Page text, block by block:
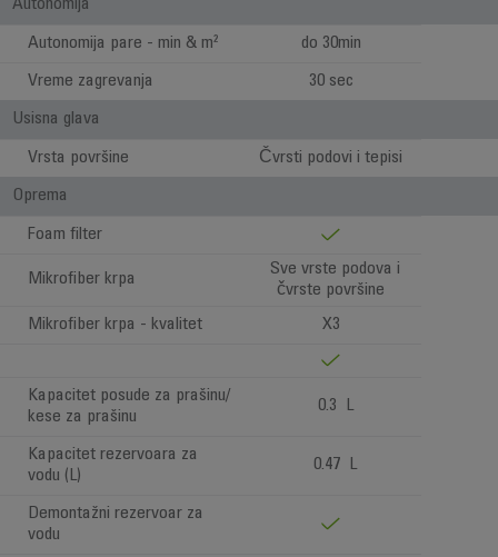
Autonomija
Autonomija pare - min & m² do 30min
Vreme zagrevanja 30 sec
Usisna glava
Vrsta površine Čvrsti podovi i tepisi
Oprema
Foam filter
Mikrofiber krpa
Sve vrste podova i
čvrste površine
Mikrofiber krpa - kvalitet
X3
Kapacitet posude za prašinu/
kese za prašinu
0.3 L
Kapacitet rezervoara za
vodu (L)
0.47 L
Demontažni rezervoar za
vodu